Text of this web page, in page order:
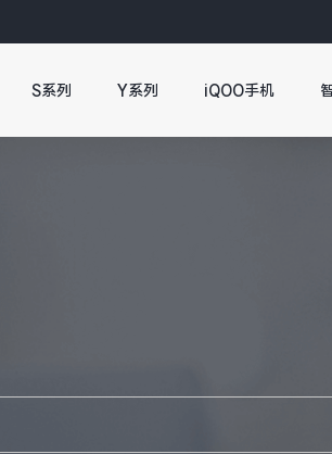
S系列 Y系列 iQOO手机